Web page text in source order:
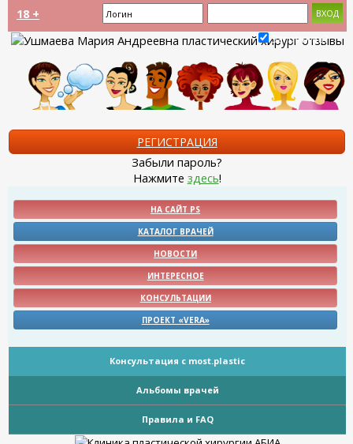
18 +
Запомнить?
РЕГИСТРАЦИЯ
Забыли пароль?
Нажмите здесь!
НА САЙТ PS
КАТАЛОГ ВРАЧЕЙ
НОВОСТИ
ИНТЕРЕСНОЕ
КОНСУЛЬТАЦИИ
ПРОЕКТ «VERA»
Консультация с most.plastic
Альбомы врачей
Правила и FAQ